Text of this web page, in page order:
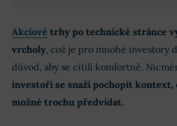
Akciové trhy po technické stránce
vrcholy, což je pro mnohé investory
důvod, aby se cítili komfortně.
investoři se snaží pochopit
možné trochu předvídat.